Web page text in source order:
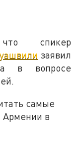
спикер
заявил
в вопросе
самые
Армении в